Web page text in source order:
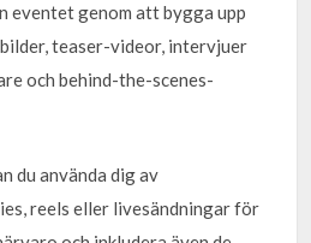
eventet genom att bygga upp
teaser-videor, intervjuer
och behind-the-scenes-
du använda dig av
reels eller livesändningar för